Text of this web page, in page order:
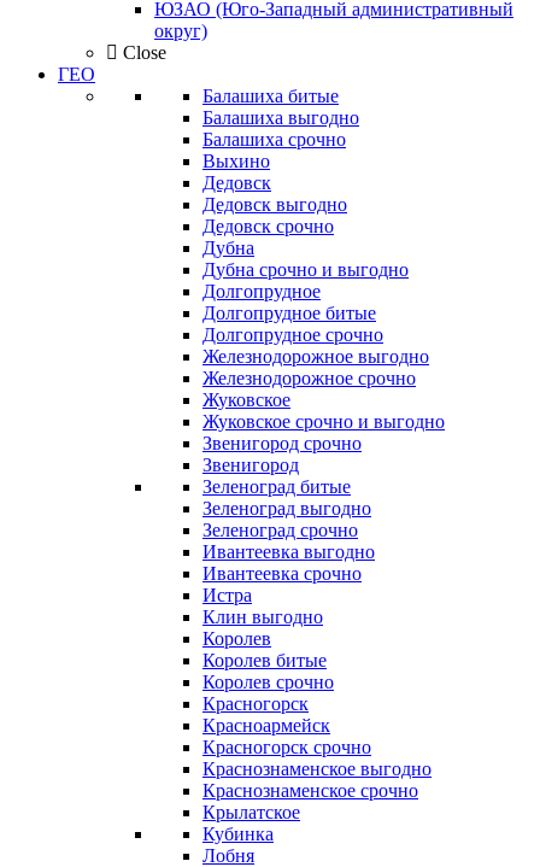
ЮЗАО (Юго-Западный административный
округ)
Close
ГЕО
Балашиха битые
Балашиха выгодно
Балашиха срочно
Выхино
Дедовск
Дедовск выгодно
Дедовск срочно
Дубна
Дубна срочно и выгодно
Долгопрудное
Долгопрудное битые
Долгопрудное срочно
Железнодорожное выгодно
Железнодорожное срочно
Жуковское
Жуковское срочно и выгодно
Звенигород срочно
Звенигород
Зеленоград битые
Зеленоград выгодно
Зеленоград срочно
Ивантеевка выгодно
Ивантеевка срочно
Истра
Клин выгодно
Королев
Королев битые
Королев срочно
Красногорск
Красноармейск
Красногорск срочно
Краснознаменское выгодно
Краснознаменское срочно
Крылатское
Кубинка
Лобня